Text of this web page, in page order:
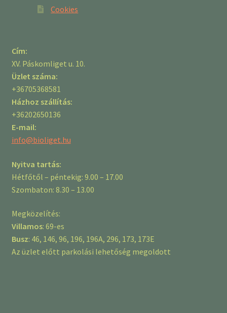
Cookies
Cím:
XV. Páskomliget u. 10.
Üzlet száma:
+36705368581
Házhoz szállítás:
+36202650136
E-mail:
info@bioliget.hu
Nyitva tartás:
Hétfőtől – péntekig: 9.00 – 17.00
Szombaton: 8.30 – 13.00
Megközelítés:
Villamos: 69-es
Busz: 46, 146, 96, 196, 196A, 296, 173, 173E
Az üzlet előtt parkolási lehetőség megoldott